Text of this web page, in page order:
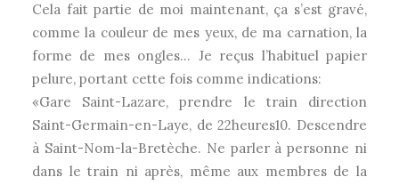
Cela fait partie de moi maintenant, ça s’est gravé,
comme la couleur de mes yeux, de ma carnation, la
forme de mes ongles… Je reçus l’habituel papier
pelure, portant cette fois comme indications:
«Gare Saint-Lazare, prendre le train direction
Saint-Germain-en-Laye, de 22heures10. Descendre
à Saint-Nom-la-Bretèche. Ne parler à personne ni
dans le train ni après, même aux membres de la